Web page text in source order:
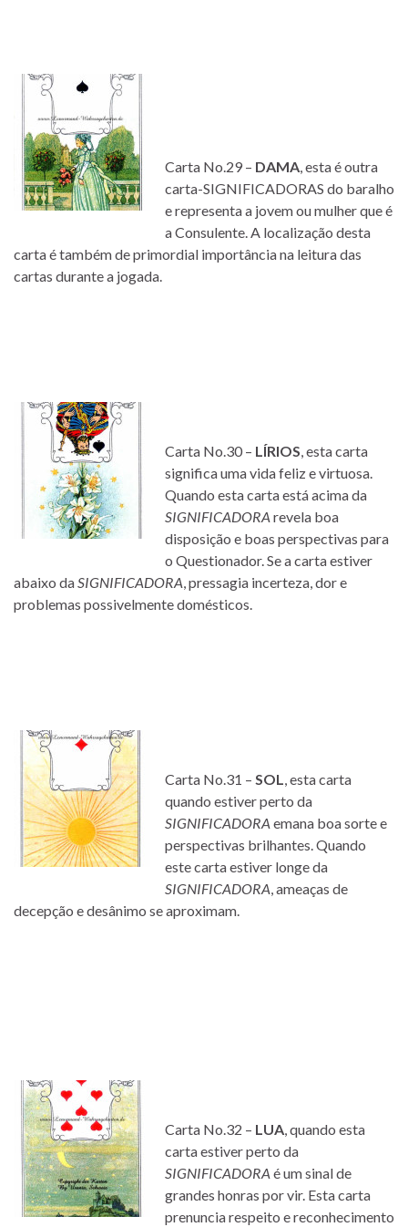
Carta No.29 – DAMA, esta é outra
carta-SIGNIFICADORAS do baralho
e representa a jovem ou mulher que é
a Consulente. A localização desta
carta é também de primordial importância na leitura das
cartas durante a jogada.
Carta No.30 – LÍRIOS, esta carta
significa uma vida feliz e virtuosa.
Quando esta carta está acima da
SIGNIFICADORA revela boa
disposição e boas perspectivas para
o Questionador. Se a carta estiver
abaixo daSIGNIFICADORA, pressagia incerteza, dor e
problemas possivelmente domésticos.
Carta No.31 – SOL, esta carta
quando estiver perto da
SIGNIFICADORA emana boa sorte e
perspectivas brilhantes. Quando
este carta estiver longe da
SIGNIFICADORA, ameaças de
decepção e desânimo se aproximam.
Carta No.32 – LUA, quando esta
carta estiver perto da
SIGNIFICADORA é um sinal de
grandes honras por vir. Esta carta
prenuncia respeito e reconhecimento